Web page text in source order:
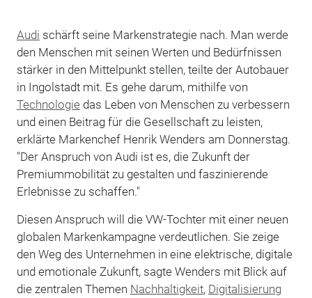
Audi schärft seine Markenstrategie nach. Man werde
den Menschen mit seinen Werten und Bedürfnissen
stärker in den Mittelpunkt stellen, teilte der Autobauer
in Ingolstadt mit. Es gehe darum, mithilfe von
Technologie das Leben von Menschen zu verbessern
und einen Beitrag für die Gesellschaft zu leisten,
erklärte Markenchef Henrik Wenders am Donnerstag.
"Der Anspruch von Audi ist es, die Zukunft der
Premiummobilität zu gestalten und faszinierende
Erlebnisse zu schaffen."
Diesen Anspruch will die VW-Tochter mit einer neuen
globalen Markenkampagne verdeutlichen. Sie zeige
den Weg des Unternehmen in eine elektrische, digitale
und emotionale Zukunft, sagte Wenders mit Blick auf
die zentralen Themen Nachhaltigkeit, Digitalisierung